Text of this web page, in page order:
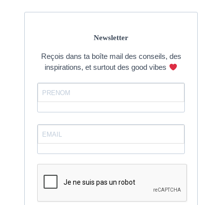
Newsletter
Reçois dans ta boîte mail des conseils, des
inspirations, et surtout des good vibes